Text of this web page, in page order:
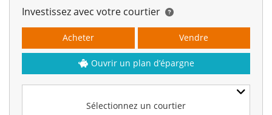
Investissez avec votre courtier
Sélectionnez un courtier
Acheter Vendre
Ouvrir un plan d’épargne